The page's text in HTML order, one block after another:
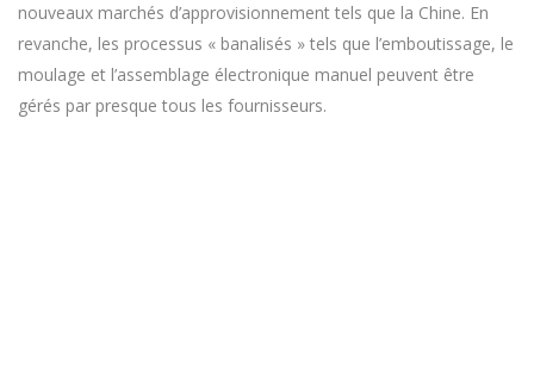
nouveaux marchés d’approvisionnement tels que la Chine. En
revanche, les processus « banalisés » tels que l’emboutissage, le
moulage et l’assemblage électronique manuel peuvent être
gérés par presque tous les fournisseurs.